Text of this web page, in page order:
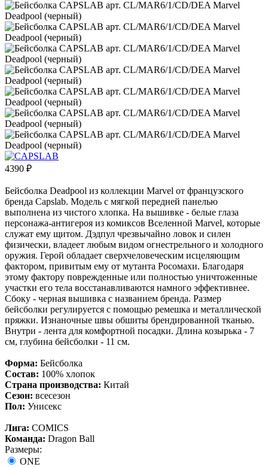
4390 ₽
Бейсболка Deadpool из коллекции Marvel от французского
бренда Capslab. Модель с мягкой передней панелью
выполнена из чистого хлопка. На вышивке - белые глаза
персонажа-антигероя из комиксов Вселенной Marvel, которые
служат ему щитом. Дэдпул чрезвычайно ловок и силен
физически, владеет любым видом огнестрельного и холодного
оружия. Герой обладает сверхчеловеческим исцеляющим
фактором, привитым ему от мутанта Росомахи. Благодаря
этому фактору поврежденные или полностью уничтоженные
участки его тела восстанавливаются намного эффективнее.
Сбоку - черная вышивка с названием бренда. Размер
бейсболки регулируется с помощью ремешка и металлической
пряжки. Изнаночные швы обшиты брендированной тканью.
Внутри - лента для комфортной посадки. Длина козырька - 7
см, глубина бейсболки - 11 см.
Форма: Бейсболка
Состав: 100% хлопок
Страна производства: Китай
Сезон: всесезон
Пол: Унисекс
Лига: COMICS
Команда: Dragon Ball
Размеры:
ONE